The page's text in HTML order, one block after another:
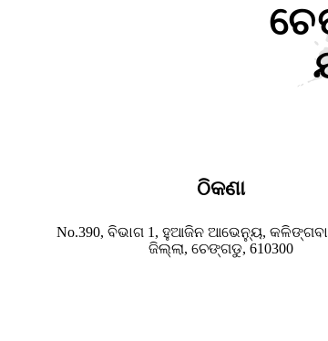
ଠିକଣା
No.390, ବିଭାଗ 1, ହୁଆଜିନ ଆଭେନ୍ୟୁ,
ଜିଲ୍ଲା, ଚେଙ୍ଗଡୁ, 610300